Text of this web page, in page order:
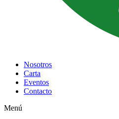
Nosotros
Carta
Eventos
Contacto
Menú